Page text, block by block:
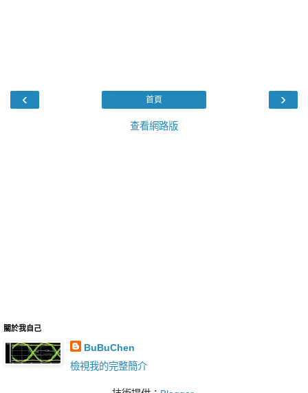
‹ ›
首頁
查看網路版
關於我自己
BuBuChen
檢視我的完整簡介